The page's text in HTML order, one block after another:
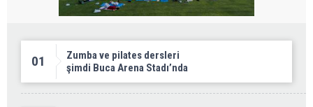
01
Zumba ve pilates dersleri
şimdi Buca Arena Stadı’nda